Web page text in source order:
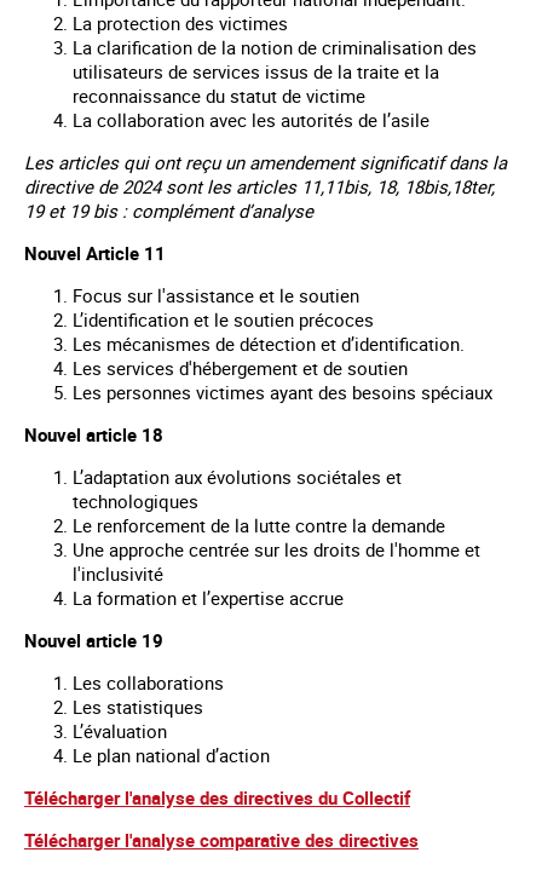
La protection des victimes
La clarification de la notion de criminalisation des
utilisateurs de services issus de la traite et la
reconnaissance du statut de victime
La collaboration avec les autorités de l’asile
Les articles qui ont reçu un amendement significatif dans la
directive de 2024 sont les articles 11,11bis, 18, 18bis,18ter,
19 et 19 bis : complément d’analyse
Nouvel Article 11
Focus sur l'assistance et le soutien
L’identification et le soutien précoces
Les mécanismes de détection et d’identification.
Les services d'hébergement et de soutien
Les personnes victimes ayant des besoins spéciaux
Nouvel article 18
L’adaptation aux évolutions sociétales et
technologiques
Le renforcement de la lutte contre la demande
Une approche centrée sur les droits de l'homme et
l'inclusivité
La formation et l’expertise accrue
Nouvel article 19
Les collaborations
Les statistiques
L’évaluation
Le plan national d’action
Télécharger l'analyse des directives du Collectif
Télécharger l'analyse comparative des directives